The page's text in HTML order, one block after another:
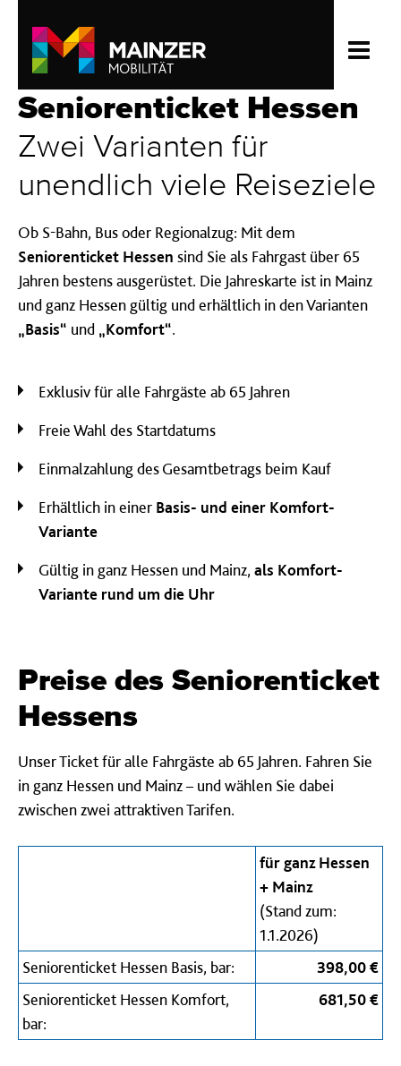
Seniorenticket Hessen
Zwei Varianten für
unendlich viele Reiseziele
Ob S-Bahn, Bus oder Regionalzug: Mit dem
Seniorenticket Hessen sind Sie als Fahrgast über 65
Jahren bestens ausgerüstet. Die Jahreskarte ist in Mainz
und ganz Hessen gültig und erhältlich in den Varianten
„Basis“ und „Komfort“.
Exklusiv für alle Fahrgäste ab 65 Jahren
Freie Wahl des Startdatums
Einmalzahlung des Gesamtbetrags beim Kauf
Erhältlich in einer Basis- und einer Komfort-
Variante
Gültig in ganz Hessen und Mainz, als Komfort-
Variante rund um die Uhr
Preise des Seniorenticket
Hessens
Unser Ticket für alle Fahrgäste ab 65 Jahren. Fahren Sie
in ganz Hessen und Mainz – und wählen Sie dabei
zwischen zwei attraktiven Tarifen.
für ganz Hessen
+ Mainz
(Stand zum:
1.1.2026)
Seniorenticket Hessen Basis, bar:
398,00 €
Seniorenticket Hessen Komfort,
bar:
681,50 €